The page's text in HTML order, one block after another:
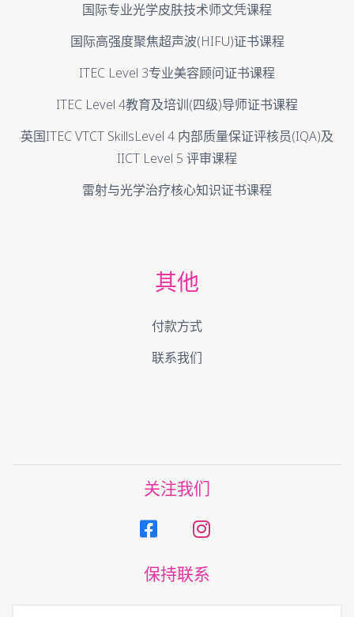
国际专业光学皮肤技术师文凭课程
国际高强度聚焦超声波(HIFU)证书课程
ITEC Level 3专业美容顾问证书课程
ITEC Level 4教育及培训(四级)导师证书课程
英国ITEC VTCT SkillsLevel 4 内部质量保证评核员(IQA)及
IICT Level 5 评审课程
雷射与光学治疗核心知识证书课程
其他
付款方式
联系我们
关注我们
保持联系